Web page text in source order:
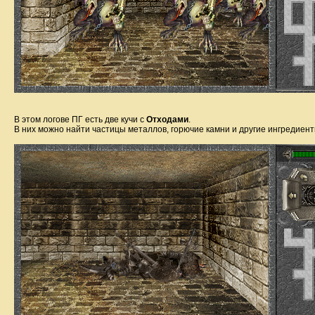
В этом логове ПГ есть две кучи с Отходами
В них можно найти частицы металлов, горючие камни и другие